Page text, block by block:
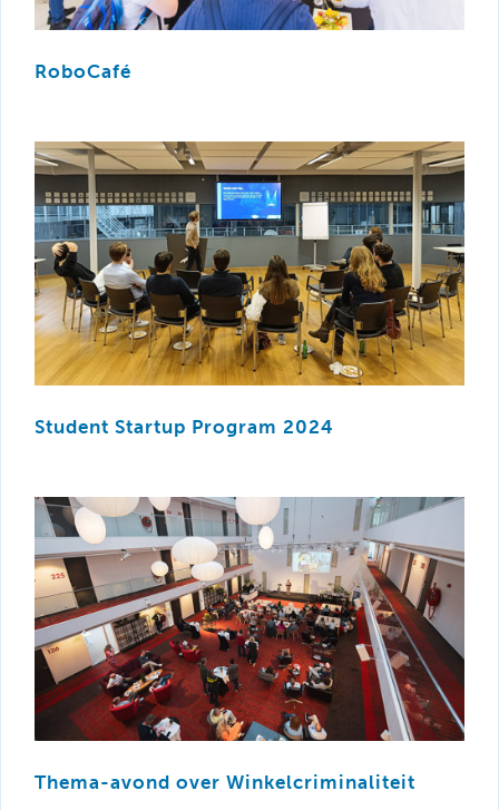
RoboCafé
Student Startup Program 2024
Thema-avond over Winkelcriminaliteit